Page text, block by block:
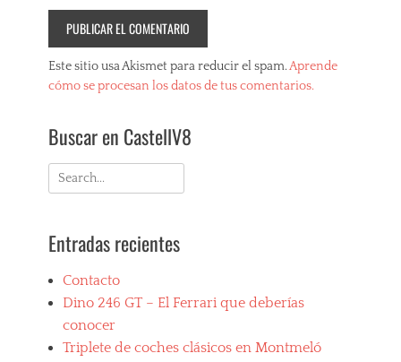
Este sitio usa Akismet para reducir el spam.Aprende
cómo se procesan los datos de tus comentarios.
Buscar en CastellV8
Search
for:
Entradas recientes
Contacto
Dino 246 GT – El Ferrari que deberías
conocer
Triplete de coches clásicos en Montmeló